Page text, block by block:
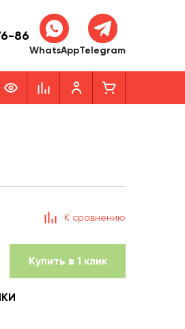
86
WhatsAppTelegram
К сравнению
Купить в 1 клик